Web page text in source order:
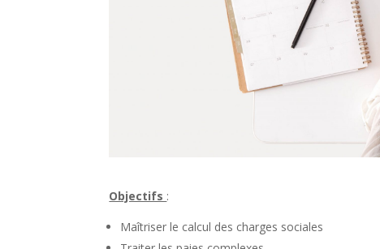
Objectifs :
Maîtriser le calcul des charges sociales